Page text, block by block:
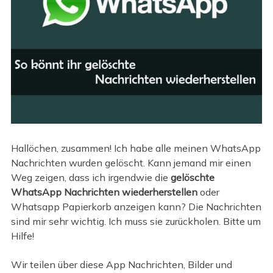
Hallöchen, zusammen! Ich habe alle meinen WhatsApp
Nachrichten wurden gelöscht. Kann jemand mir einen
Weg zeigen, dass ich irgendwie die gelöschte
WhatsApp Nachrichten wiederherstellenoder
Whatsapp Papierkorb anzeigen kann? Die Nachrichten
sind mir sehr wichtig. Ich muss sie zurückholen. Bitte um
Hilfe!
Wir teilen über diese App Nachrichten, Bilder und